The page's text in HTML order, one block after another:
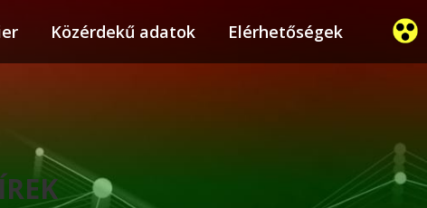
Közérdekű adatok Elérhetőségek
Közérdekű adatok Elérhetőségek